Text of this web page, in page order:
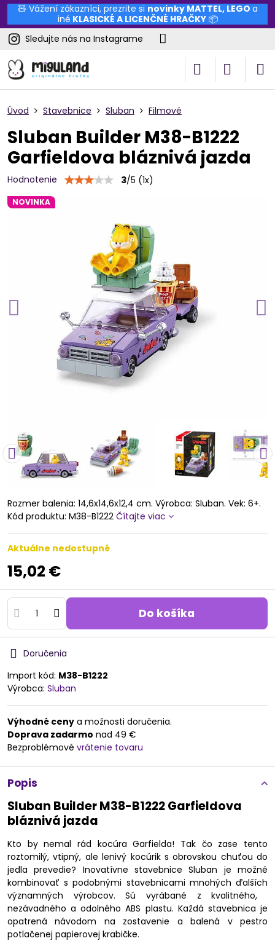
🧸 Vážení zákazníci, prezrite si novinky MATTEL, LEGO a
iné KLASICKÉ A LICENČNÉ HRAČKY📦
Sledujte nás na Instagrame
NOVINKA
Úvod Stavebnice Sluban Filmové
Sluban Builder M38-B1222
Garfieldova bláznivá jazda
Hodnotenie 3/5 (1x)
Rozmer balenia: 14,6x14,6x12,4 cm. Výrobca: Sluban. Vek: 6+.
Kód produktu: M38-B1222 Čítajte viac
Aktuálne nedostupné
15,02 €
Do košíka
Doručenia
Import kód: M38-B1222
Výrobca: Sluban
Výhodné ceny a možnosti doručenia.
Doprava zadarmo nad 49 €
Bezproblémové vrátenie tovaru
Popis
Sluban Builder M38-B1222 Garfieldova
bláznivá jazda
Kto by nemal rád kocúra Garfielda! Tak čo zase tento
roztomilý, vtipný, ale lenivý kocúrik s obrovskou chuťou do
jedla prevedie? Inovatívne stavebnice Sluban je možné
kombinovať s podobnými stavebnicami mnohých ďalších
významných výrobcov. Sú vyrábané z kvalitného, ​​
nezávadného a odolného ABS plastu. Každá stavebnica je
opatrená návodom na zostavenie a balená v pestro
potlačenej papierovej krabičke.